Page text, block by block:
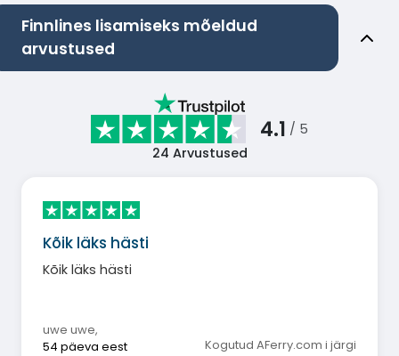
Finnlines lisamiseks mõeldud
arvustused
4.1 / 5
24 Arvustused
Kõik läks hästi
Kõik läks hästi
uwe uwe,
54 päeva eest
Kogutud AFerry.com i järgi